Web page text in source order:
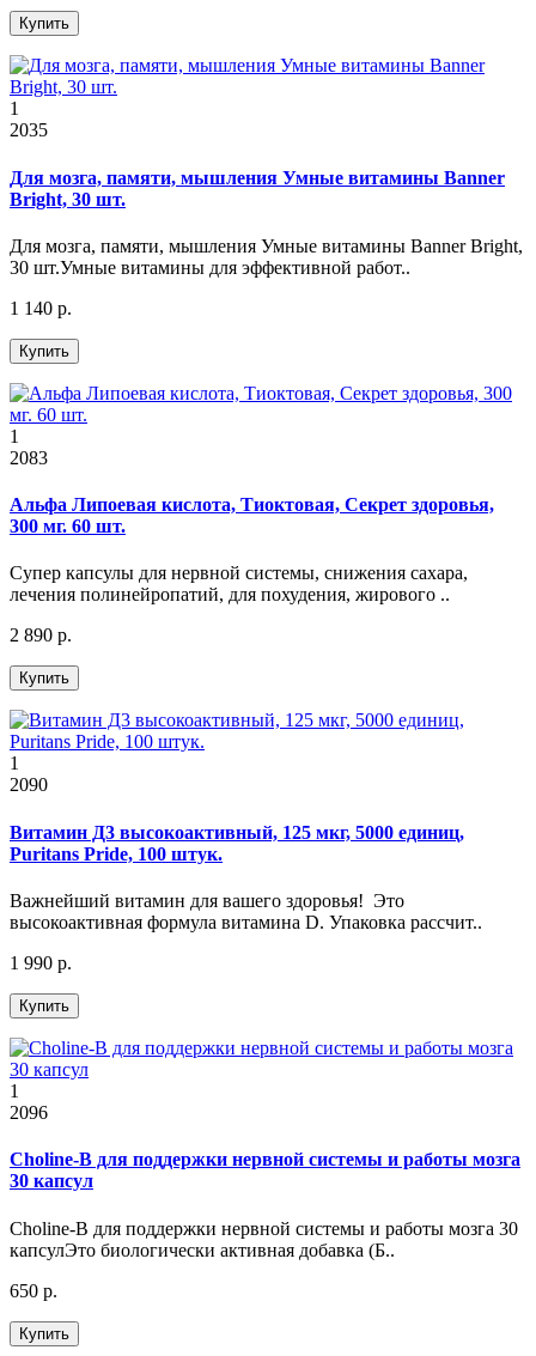
Купить
1
2035
Для мозга, памяти, мышления Умные витамины Banner
Bright, 30 шт.
Для мозга, памяти, мышления Умные витамины Banner Bright,
30 шт.Умные витамины для эффективной работ..
1 140 р.
Купить
1
2083
Альфа Липоевая кислота, Тиоктовая, Секрет здоровья,
300 мг. 60 шт.
Супер капсулы для нервной системы, снижения сахара,
лечения полинейропатий, для похудения, жирового ..
2 890 р.
Купить
1
2090
Витамин Д3 высокоактивный, 125 мкг, 5000 единиц,
Puritans Pride, 100 штук.
Важнейший витамин для вашего здоровья! Это
высокоактивная формула витамина D. Упаковка рассчит..
1 990 р.
Купить
1
2096
Choline-B для поддержки нервной системы и работы мозга
30 капсул
Choline-B для поддержки нервной системы и работы мозга 30
капсулЭто биологически активная добавка (Б..
650 р.
Купить